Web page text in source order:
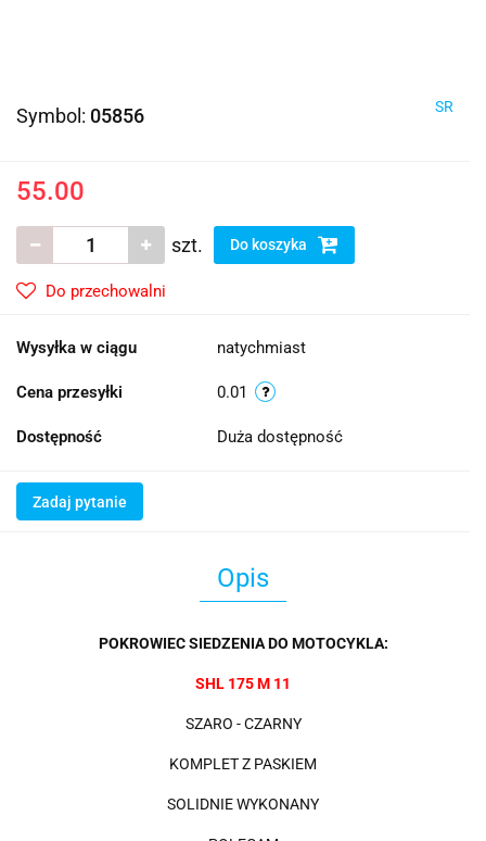
Symbol: 05856 SR
55.00
szt. Do koszyka
Do przechowalni
Wysyłka w ciągu natychmiast
Cena przesyłki 0.01
Dostępność Duża dostępność
Zadaj pytanie
Opis
POKROWIEC SIEDZENIA DO MOTOCYKLA:
SHL 175 M 11
SZARO - CZARNY
KOMPLET Z PASKIEM
SOLIDNIE WYKONANY